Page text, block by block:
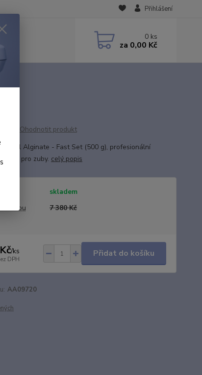
Přihlášení
0 ks
za 0,00 Kč
Ohodnotit produkt
Alginate - Fast Set (500 g), profesionální
pro zuby. celý popis
skladem
slevou
7 380 Kč
/ks
DPH
Přidat do košíku
AA09720